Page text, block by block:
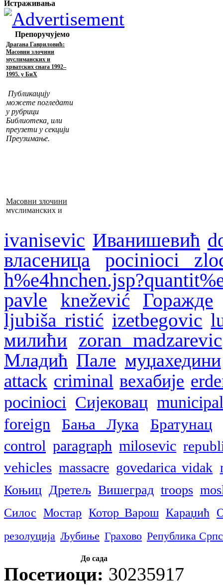
Истраживања
Препоручујемо
Драгана Гавриловић:
Масовни злочини
муслиманских и
хрватских снага 1992–
1995. у БиХ
Публикацију
можете погледати
у рубрици
Библиотека, или
преузети у секцији
Преузимање.
Масовни злочини
муслиманских и
ivanisevic Иванишевић
власеница
pocinioci
pavle
knežević Горажде
ljubiša ristić izetbegovic
милићи zoran madzarevic
Младић Пале муџахедини
attack criminal вехабије
pocinioci Сијековац
foreign Бања Лука Братунац
control paragraph milosevic
vehicles massacre govedarica vidak
Коњиц Дретељ Вишеград troops
Силос Мостар Котор Варош Караџић
резолуција Љубиње Грахово Република
До сада
Посетиоци: 30235917